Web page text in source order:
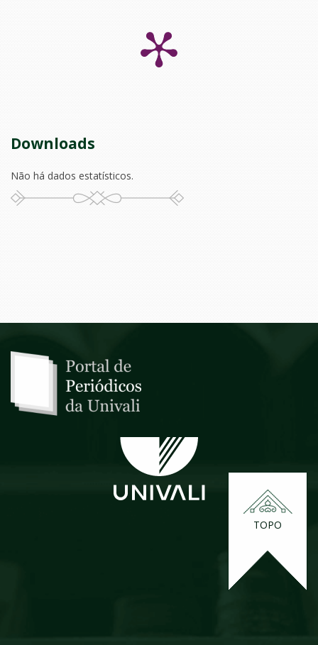
Downloads
Não há dados estatísticos.
TOPO